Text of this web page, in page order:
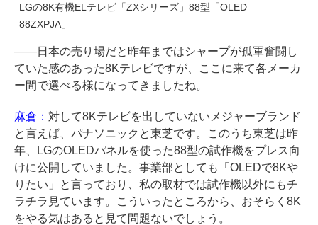
LGの8K有機ELテレビ「ZXシリーズ」88型「OLED
88ZXPJA」
――日本の売り場だと昨年まではシャープが孤軍奮闘し
ていた感のあった8Kテレビですが、ここに来て各メーカ
ー間で選べる様になってきましたね。
麻倉： 対して8Kテレビを出していないメジャーブランド
と言えば、パナソニックと東芝です。このうち東芝は昨
年、LGのOLEDパネルを使った88型の試作機をプレス向
けに公開していました。事業部としても「OLEDで8Kや
りたい」と言っており、私の取材では試作機以外にもチ
ラチラ見ています。こういったところから、おそらく8K
をやる気はあると見て問題ないでしょう。